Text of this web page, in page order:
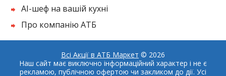
AI-шеф на вашій кухні
Про компанію АТБ
Всі Акції в АТБ Маркет © 2026
Наш сайт має виключно інформаційний характер і не є
рекламою, публічною офертою чи закликом до дії. Усі